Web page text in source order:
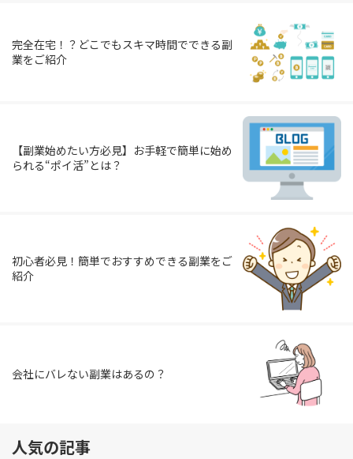
完全在宅！？どこでもスキマ時間でできる副
業をご紹介
【副業始めたい方必見】お手軽で簡単に始め
られる“ポイ活”とは？
初心者必見！簡単でおすすめできる副業をご
紹介
会社にバレない副業はあるの？
人気の記事